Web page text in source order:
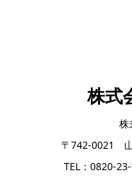
株式
株
〒742-0021
TEL：0820-